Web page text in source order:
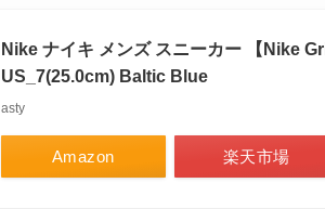
Nike ナイキ メンズ スニーカー 【Nike
US_7(25.0cm) Baltic Blue
asty
Amazon 楽天市場